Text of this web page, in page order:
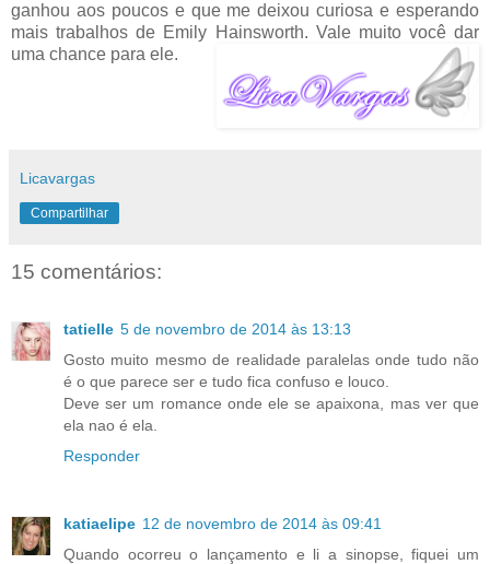
ganhou aos poucos e que me deixou curiosa e esperando
mais trabalhos de Emily Hainsworth. Vale muito você dar
uma chance para ele.
Licavargas
Compartilhar
15 comentários:
tatielle 5 de novembro de 2014 às 13:13
Gosto muito mesmo de realidade paralelas onde tudo não
é o que parece ser e tudo fica confuso e louco.
Deve ser um romance onde ele se apaixona, mas ver que
ela nao é ela.
Responder
katiaelipe 12 de novembro de 2014 às 09:41
Quando ocorreu o lançamento e li a sinopse, fiquei um